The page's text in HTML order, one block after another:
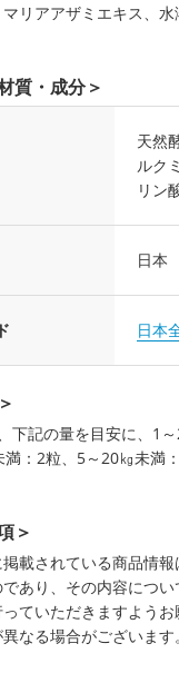
リアアザミエキス、
質・成分＞
天然
ルク
リン
日本
日本
下記の量を目安に、1
満：2粒、5～20㎏未満
＞
載されている商品情
あり、その内容につ
ていただきますよう
なる場合がございます。